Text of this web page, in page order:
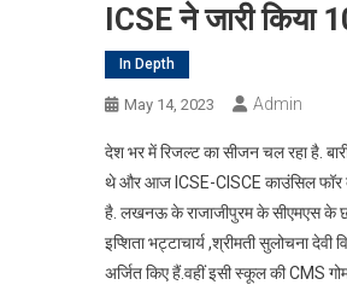
ICSE ने जारी किया
In Depth
May 14, 2023 Admin
देश भर में रिजल्ट का सीजन चल रहा है.
थे और आज ICSE-CISCE काउंसिल फॉर द
है. लखनऊ के राजाजीपुरम के सीएमएस के
इप्शिता भट्टाचार्य ,श्रीमती सुलोचना
अर्जित किए हैं.वहीं इसी स्कूल की CMS